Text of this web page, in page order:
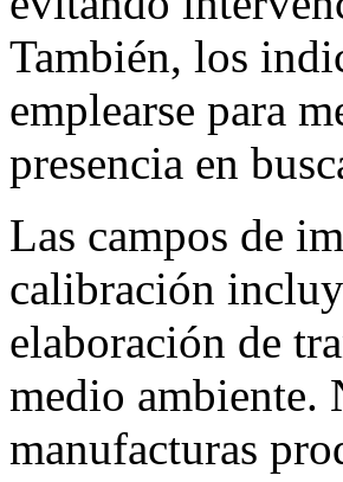
También, los
emplearse para
presencia en
Las campos de
calibración
elaboración de
medio ambiente.
manufacturas